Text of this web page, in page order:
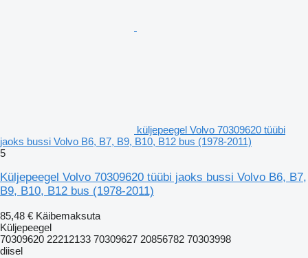
küljepeegel Volvo 70309620 tüübi
jaoks bussi Volvo B6, B7, B9, B10, B12 bus (1978-2011)
5
Küljepeegel Volvo 70309620 tüübi jaoks bussi Volvo B6, B7,
B9, B10, B12 bus (1978-2011)
85,48 € Käibemaksuta
Küljepeegel
70309620 22212133 70309627 20856782 70303998
diisel